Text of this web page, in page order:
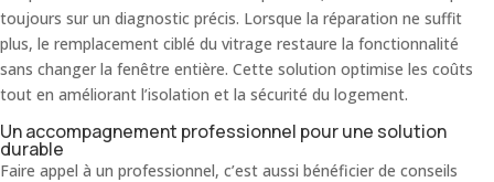
toujours sur un diagnostic précis. Lorsque la réparation ne suffit
plus, le remplacement ciblé du vitrage restaure la fonctionnalité
sans changer la fenêtre entière. Cette solution optimise les coûts
tout en améliorant l’isolation et la sécurité du logement.
Un accompagnement professionnel pour une solution
durable
Faire appel à un professionnel, c’est aussi bénéficier de conseils